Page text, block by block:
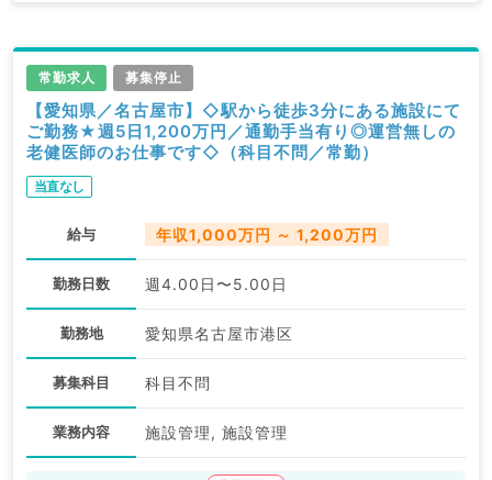
常勤求人 募集停止
【愛知県／名古屋市】◇駅から徒歩3分にある施設にて
ご勤務★週5日1,200万円／通勤手当有り◎運営無しの
老健医師のお仕事です◇（科目不問／常勤）
当直なし
給与 年収1,000万円 ～ 1,200万円
勤務日数 週4.00日〜5.00日
勤務地 愛知県名古屋市港区
募集科目 科目不問
業務内容 施設管理, 施設管理